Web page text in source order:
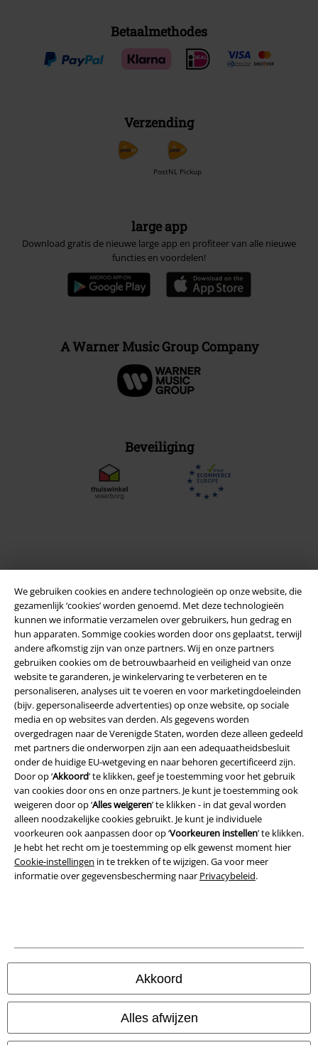
We gebruiken cookies en andere technologieën op onze website, die
gezamenlijk ‘cookies’ worden genoemd. Met deze technologieën
kunnen we informatie verzamelen over gebruikers, hun gedrag en
hun apparaten. Sommige cookies worden door ons geplaatst, terwijl
andere afkomstig zijn van onze partners. Wij en onze partners
gebruiken cookies om de betrouwbaarheid en veiligheid van onze
website te garanderen, je winkelervaring te verbeteren en te
personaliseren, analyses uit te voeren en voor marketingdoeleinden
(bijv. gepersonaliseerde advertenties) op onze website, op sociale
media en op websites van derden. Als gegevens worden
overgedragen naar de Verenigde Staten, worden deze alleen gedeeld
met partners die onderworpen zijn aan een adequaatheidsbesluit
onder de huidige EU-wetgeving en naar behoren gecertificeerd zijn.
Door op ‘Akkoord’ te klikken, geef je toestemming voor het gebruik
van cookies door ons en onze partners. Je kunt je toestemming ook
weigeren door op ‘Alles weigeren’ te klikken - in dat geval worden
alleen noodzakelijke cookies gebruikt. Je kunt je individuele
voorkeuren ook aanpassen door op ‘Voorkeuren instellen’ te klikken.
Je hebt het recht om je toestemming op elk gewenst moment hier
Cookie-instellingen in te trekken of te wijzigen. Ga voor meer
informatie over gegevensbescherming naar Privacybeleid.
Akkoord
Alles afwijzen
Betaalmethodes
Verzending
PostNL Pickup
large app
Download gratis de nieuwe large app en profiteer van alle nieuwe
functies en voordelen!
A Warner Music Group Company
Beveiliging
Legal
Algemene Voorwaarden
Bedrijfsgegevens
Privacyverklaring
Verklaring van conformiteit
Informatie over toegankelijkheid
Cookie-instellingen
Annuleer bestelling
Onze online shops
EMP International